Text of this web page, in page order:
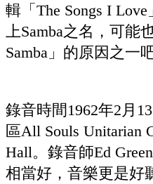
輯「The Songs I
上Samba之名，可能
Samba」的原因之一
錄音時間1962年2月
區All Souls Unitarian
Hall。錄音師Ed
相當好，音樂更是好